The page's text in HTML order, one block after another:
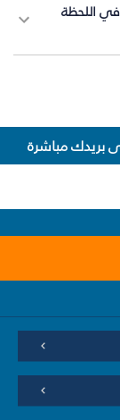
اللحظة
بريدك مباشرة